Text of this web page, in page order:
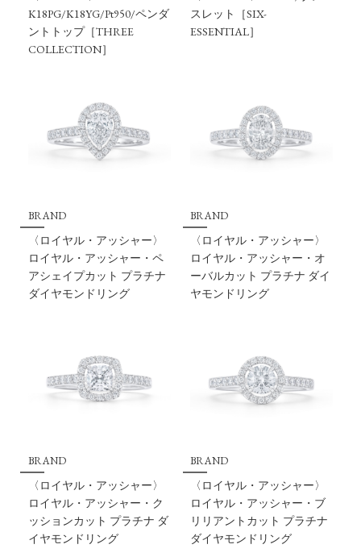
K18PG/K18YG/Pt950/ペンダ
ントトップ［THREE
COLLECTION］
スレット［SIX-
ESSENTIAL］
BRAND
〈ロイヤル・アッシャー〉
ロイヤル・アッシャー・ペ
アシェイプカット プラチナ
ダイヤモンドリング
BRAND
〈ロイヤル・アッシャー〉
ロイヤル・アッシャー・オ
ーバルカット プラチナ ダイ
ヤモンドリング
BRAND
〈ロイヤル・アッシャー〉
ロイヤル・アッシャー・ク
ッションカット プラチナ ダ
イヤモンドリング
BRAND
〈ロイヤル・アッシャー〉
ロイヤル・アッシャー・ブ
リリアントカット プラチナ
ダイヤモンドリング